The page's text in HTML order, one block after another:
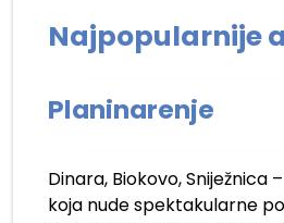
Najpopularnije
Planinarenje
Dinara, Biokovo, Sniježnica
koja nude spektakularne